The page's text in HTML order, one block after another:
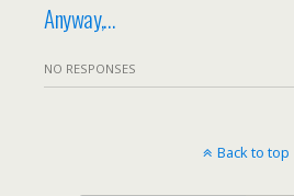
Anyway,…
NO RESPONSES
Back to top